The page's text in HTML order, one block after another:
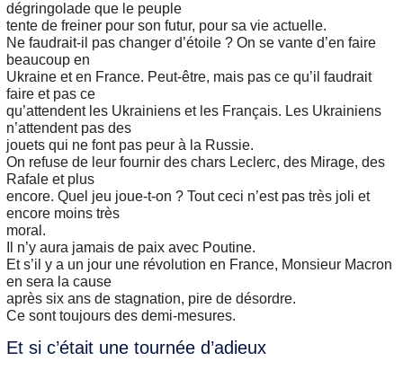
dégringolade que le peuple
tente de freiner pour son futur, pour sa vie actuelle.
Ne faudrait-il pas changer d’étoile ? On se vante d’en faire
beaucoup en
Ukraine et en France. Peut-être, mais pas ce qu’il faudrait
faire et pas ce
qu’attendent les Ukrainiens et les Français. Les Ukrainiens
n’attendent pas des
jouets qui ne font pas peur à la Russie.
On refuse de leur fournir des chars Leclerc, des Mirage, des
Rafale et plus
encore. Quel jeu joue-t-on ? Tout ceci n’est pas très joli et
encore moins très
moral.
Il n’y aura jamais de paix avec Poutine.
Et s’il y a un jour une révolution en France, Monsieur Macron
en sera la cause
après six ans de stagnation, pire de désordre.
Ce sont toujours des demi-mesures.
Et si c’était une tournée d’adieux